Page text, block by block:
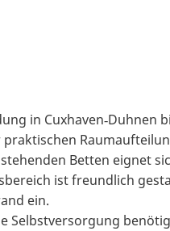
in Cuxhaven‑Duhnen
Betten eignet
ist freundlich
ein.
Selbstversorgung